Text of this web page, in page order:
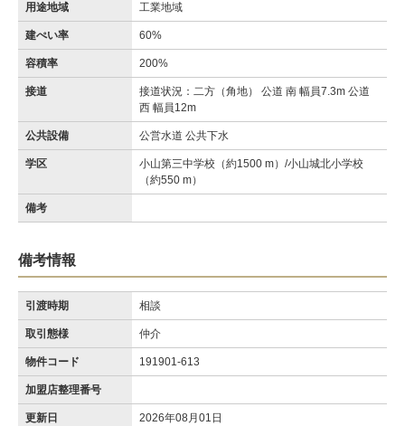
用途地域 工業地域
建ぺい率 60%
容積率 200%
接道
接道状況：二方（角地） 公道 南 幅員7.3m 公道
西 幅員12m
公共設備 公営水道 公共下水
学区
小山第三中学校（約1500 m）/小山城北小学校
（約550 m）
備考
備考情報
引渡時期 相談
取引態様 仲介
物件コード 191901-613
加盟店整理番号
更新日 2026年08月01日